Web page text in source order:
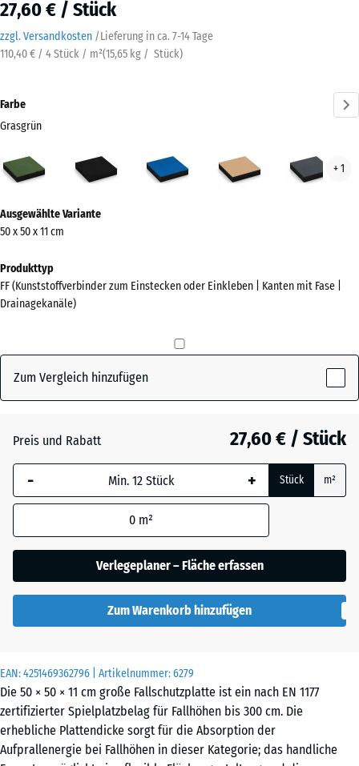
27,60 € / Stück
zzgl. Versandkosten /Lieferung in ca. 7-14 Tage
110,40 € / 4 Stück / m²(15,65 kg / Stück)
EAN:4251469362796 | Artikelnummer:6279
Die 50 × 50 × 11 cm große Fallschutzplatte ist ein nach EN 1177
zertifizierter Spielplatzbelag für Fallhöhen bis 300 cm. Die
erhebliche Plattendicke sorgt für die Absorption der
Aufprallenergie bei Fallhöhen in dieser Kategorie; das handliche
Farbe
Grasgrün
(active)
Himmelblau Sandbeige
+ 1
Informationen
zu
Farben?
Farbpalette
(active)
Himmelblau + 2,60 €
Sandbeige + 2,80 €
Schiefergrau + 2,60 €
Ausgewählte Variante
50 x 50 x 11 cm
Produkttyp
FF (Kunststoffverbinder zum Einstecken oder Einkleben | Kanten mit Fase |
Drainagekanäle)
Zum Vergleich hinzufügen
Preis und Rabatt 27,60 € / Stück
- + Stück m²
0 m²
Verlegeplaner – Fläche erfassen
Zum Warenkorb hinzufügen